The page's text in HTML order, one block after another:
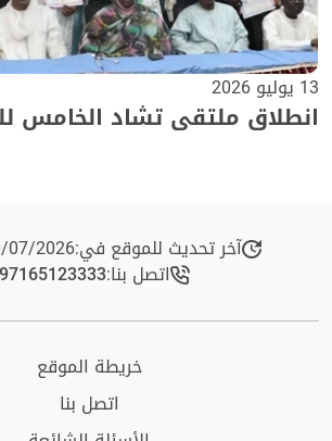
13 يوليو 2026
انطلاق ملتقى تشاد الخامس
آخر تحديث للموقع في:30/07/2026
اتصل بنا:
خريطة الموقع
اتصل بنا